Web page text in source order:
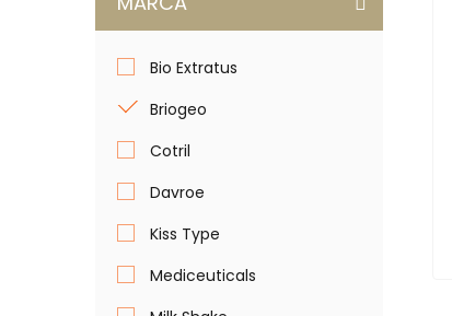
Bio Extratus
Briogeo
Cotril
Davroe
Kiss Type
Mediceuticals